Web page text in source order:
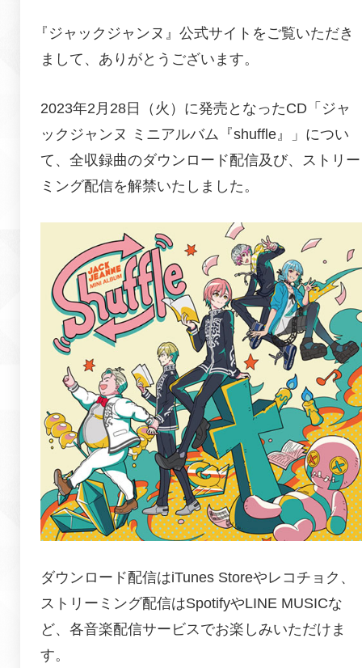
『 ジャックジャンヌ 』公式サイトをご覧いただき
まして、ありがとうございます。
2023年2月28日（火）に発売となったCD「ジャ
ックジャンヌ ミニアルバム『shuffle』」につい
て、全収録曲のダウンロード配信及び、ストリー
ミング配信を解禁いたしました。
ダウンロード配信はiTunes Storeやレコチョク、
ストリーミング配信はSpotifyやLINE MUSICな
ど、各音楽配信サービスでお楽しみいただけま
す。